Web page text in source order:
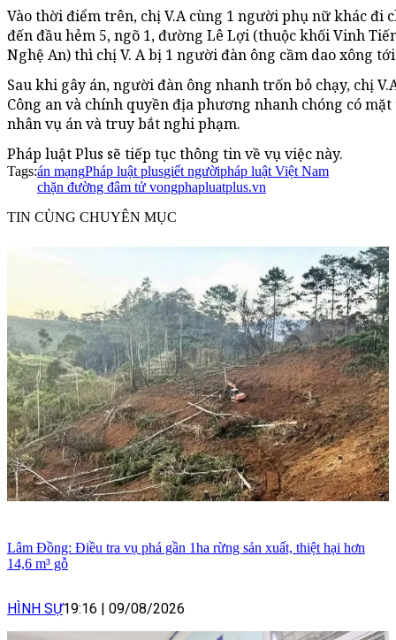
Vào thời điểm trên, chị V.A cùng 1 người phụ nữ khác đi
đến đầu hẻm 5, ngõ 1, đường Lê Lợi (thuộc khối Vinh
Nghệ An) thì chị V. A bị 1 người đàn ông cầm dao xông
Sau khi gây án, người đàn ông nhanh trốn bỏ chạy, chị
Công an và chính quyền địa phương nhanh chóng có
nhân vụ án và truy bắt nghi phạm.
Pháp luật Plus sẽ tiếp tục thông tin về vụ việc này.
Tags:án mạngPháp luật plusgiết ngườipháp luật Việt Nam
chặn đường đâm tử vongphapluatplus.vn
TIN CÙNG CHUYÊN MỤC
Lâm Đồng: Điều tra vụ phá gần 1ha rừng sản xuất, thiệt hại hơn
14,6 m³ gỗ
HÌNH SỰ19:16 09/08/2026